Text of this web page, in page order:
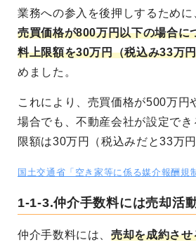
業務への参入を後押しするために
売買価格が800万円以下の場合に
料上限額を30万円（税込み33万
めました。
これにより、売買価格が500万円
場合でも、不動産会社が設定でき
限額は30万円（税込みだと33万
国土交通省「空き家等に係る媒介報酬規
1-1-3.仲介手数料には売却活
仲介手数料には、売却を成約さ